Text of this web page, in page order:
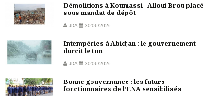
Démolitions à Koumassi : Alloui Brou placé
sous mandat de dépôt
JDA 30/06/2026
Intempéries à Abidjan : le gouvernement
durcit le ton
JDA 30/06/2026
Bonne gouvernance : les futurs
fonctionnaires de l’ENA sensibilisés